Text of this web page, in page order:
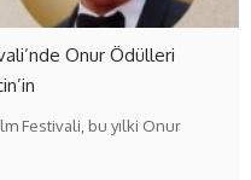
Onur Ödülleri
Festivali, bu yılki Onur